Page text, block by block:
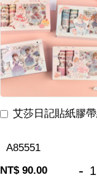
艾莎日記貼紙膠
NT$ 90.00
-